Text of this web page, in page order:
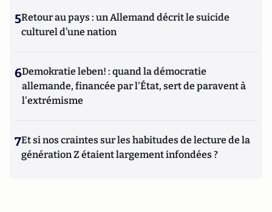
5Retour au pays : un Allemand décrit le suicide
culturel d’une nation
6Demokratie leben! : quand la démocratie
allemande, financée par l'État, sert de paravent à
l'extrémisme
7Et si nos craintes sur les habitudes de lecture de la
génération Z étaient largement infondées ?